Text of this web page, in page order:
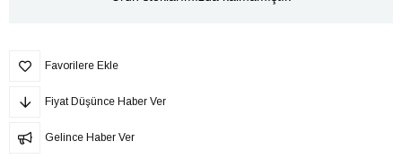
Favorilere Ekle
Fiyat Düşünce Haber Ver
Gelince Haber Ver